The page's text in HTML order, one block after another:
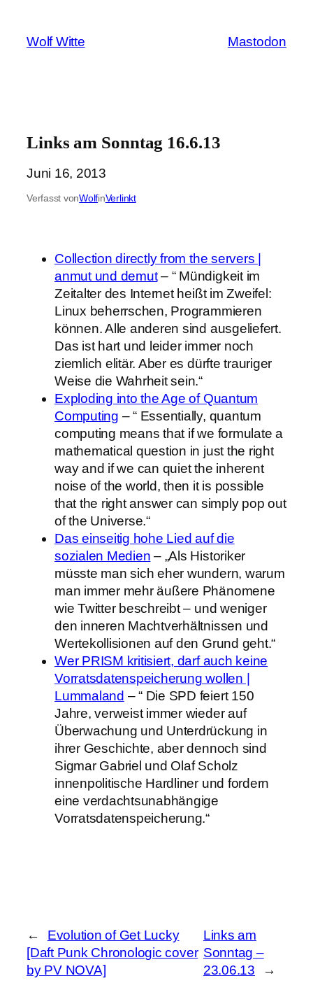
springen
Wolf Witte Mastodon
Links am Sonntag 16.6.13
Juni 16, 2013
Verfasst vonWolfinVerlinkt
Collection directly from the servers |
anmut und demut– “ Mündigkeit im
Zeitalter des Internet heißt im Zweifel:
Linux beherrschen, Programmieren
können. Alle anderen sind ausgeliefert.
Das ist hart und leider immer noch
ziemlich elitär. Aber es dürfte trauriger
Weise die Wahrheit sein.“
Exploding into the Age of Quantum
Computing – “ Essentially, quantum
computing means that if we formulate a
mathematical question in just the right
way and if we can quiet the inherent
noise of the world, then it is possible
that the right answer can simply pop out
of the Universe.“
Das einseitig hohe Lied auf die
sozialen Medien – „Als Historiker
müsste man sich eher wundern, warum
man immer mehr äußere Phänomene
wie Twitter beschreibt – und weniger
den inneren Machtverhältnissen und
Wertekollisionen auf den Grund geht.“
Wer PRISM kritisiert, darf auch keine
Vorratsdatenspeicherung wollen |
Lummaland – “ Die SPD feiert 150
Jahre, verweist immer wieder auf
Überwachung und Unterdrückung in
ihrer Geschichte, aber dennoch sind
Sigmar Gabriel und Olaf Scholz
innenpolitische Hardliner und fordern
eine verdachtsunabhängige
Vorratsdatenspeicherung.“
←
Evolution of Get Lucky
[Daft Punk Chronologic cover
by PV NOVA]
Links am
Sonntag –
23.06.13
→